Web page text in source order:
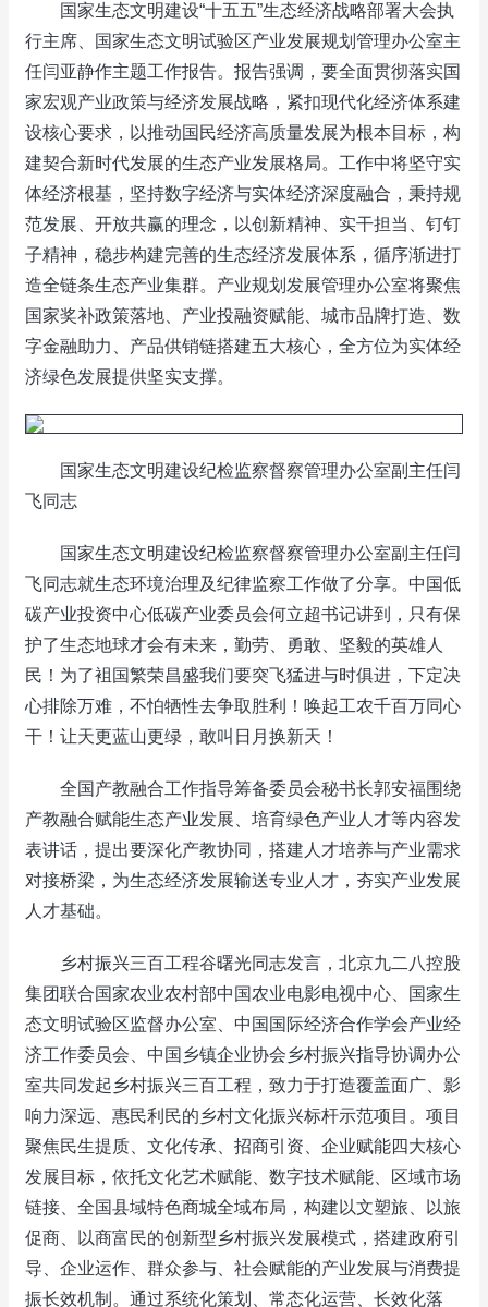
国家生态文明建设“十五五”生态经济战略部署大会执
行主席、国家生态文明试验区产业发展规划管理办公室主
任闫亚静作主题工作报告。报告强调，要全面贯彻落实国
家宏观产业政策与经济发展战略，紧扣现代化经济体系建
设核心要求，以推动国民经济高质量发展为根本目标，构
建契合新时代发展的生态产业发展格局。工作中将坚守实
体经济根基，坚持数字经济与实体经济深度融合，秉持规
范发展、开放共赢的理念，以创新精神、实干担当、钉钉
子精神，稳步构建完善的生态经济发展体系，循序渐进打
造全链条生态产业集群。产业规划发展管理办公室将聚焦
国家奖补政策落地、产业投融资赋能、城市品牌打造、数
字金融助力、产品供销链搭建五大核心，全方位为实体经
济绿色发展提供坚实支撑。
国家生态文明建设纪检监察督察管理办公室副主任闫
飞同志
国家生态文明建设纪检监察督察管理办公室副主任闫
飞同志就生态环境治理及纪律监察工作做了分享。中国低
碳产业投资中心低碳产业委员会何立超书记讲到，只有保
护了生态地球才会有未来，勤劳、勇敢、坚毅的英雄人
民！为了袓国繁荣昌盛我们要突飞猛进与时俱进，下定决
心排除万难，不怕牺性去争取胜利！唤起工农千百万同心
干！让天更蓝山更绿，敢叫日月换新天！
全国产教融合工作指导筹备委员会秘书长郭安福围绕
产教融合赋能生态产业发展、培育绿色产业人才等内容发
表讲话，提出要深化产教协同，搭建人才培养与产业需求
对接桥梁，为生态经济发展输送专业人才，夯实产业发展
人才基础。
乡村振兴三百工程谷曙光同志发言，北京九二八控股
集团联合国家农业农村部中国农业电影电视中心、国家生
态文明试验区监督办公室、中国国际经济合作学会产业经
济工作委员会、中国乡镇企业协会乡村振兴指导协调办公
室共同发起乡村振兴三百工程，致力于打造覆盖面广、影
响力深远、惠民利民的乡村文化振兴标杆示范项目。项目
聚焦民生提质、文化传承、招商引资、企业赋能四大核心
发展目标，依托文化艺术赋能、数字技术赋能、区域市场
链接、全国县域特色商城全域布局，构建以文塑旅、以旅
促商、以商富民的创新型乡村振兴发展模式，搭建政府引
导、企业运作、群众参与、社会赋能的产业发展与消费提
振长效机制。通过系统化策划、常态化运营、长效化落